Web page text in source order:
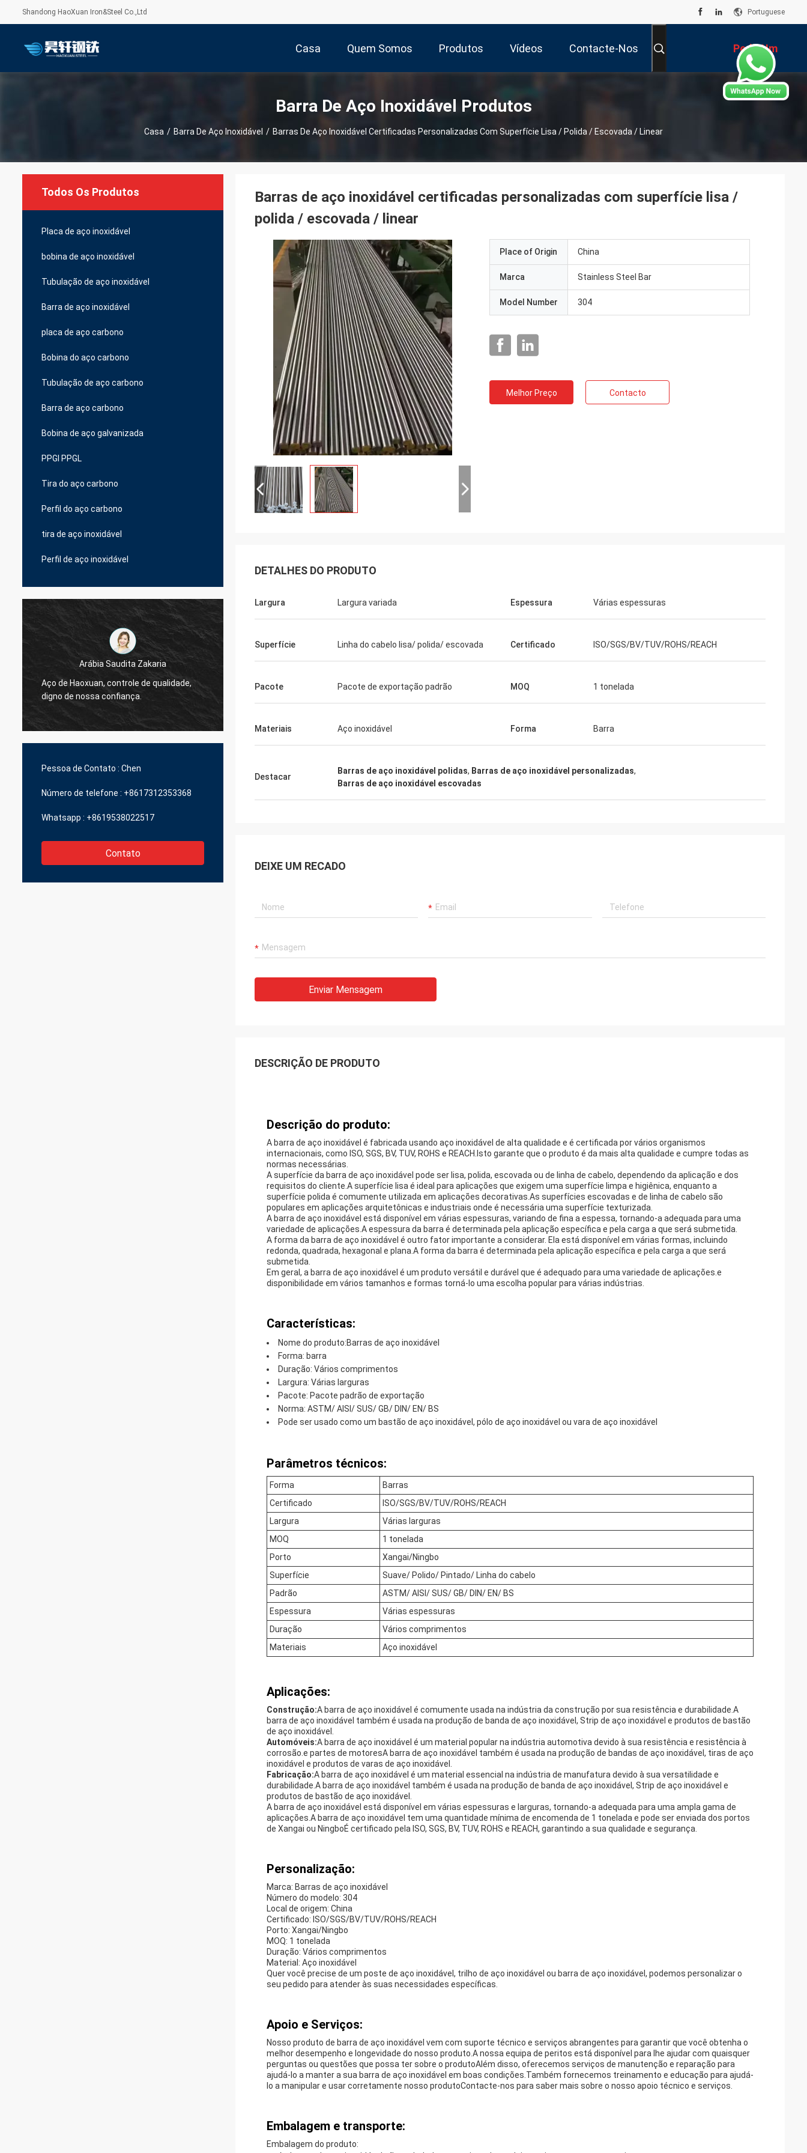
Shandong HaoXuan Iron&Steel Co.,Ltd Portuguese
Casa Quem Somos Produtos Vídeos Contacte-Nos Pedir Um
Orçamento
Barra De Aço Inoxidável Produtos
Casa / Barra De Aço Inoxidável / Barras De Aço Inoxidável Certificadas Personalizadas Com Superfície Lisa / Polida / Escovada / Linear
Todos Os Produtos
Placa de aço inoxidável
bobina de aço inoxidável
Tubulação de aço inoxidável
Barra de aço inoxidável
placa de aço carbono
Bobina do aço carbono
Tubulação de aço carbono
Barra de aço carbono
Bobina de aço galvanizada
PPGI PPGL
Tira do aço carbono
Perfil do aço carbono
tira de aço inoxidável
Perfil de aço inoxidável
Arábia Saudita Zakaria
Aço de Haoxuan, controle de qualidade,
digno de nossa confiança.
Arábia Saudita Zakaria
Aço de Haoxuan, controle de qualidade,
Pessoa de Contato : Chen
Número de telefone : +8617312353368
Whatsapp : +8619538022517
Contato
Barras de aço inoxidável certificadas personalizadas com superfície lisa /
polida / escovada / linear
Place of Origin China
Marca Stainless Steel Bar
Model Number 304
Melhor Preço Contacto
DETALHES DO PRODUTO
Largura Largura variada Espessura Várias espessuras
Superfície Linha do cabelo lisa/ polida/ escovada Certificado ISO/SGS/BV/TUV/ROHS/REACH
Pacote Pacote de exportação padrão MOQ 1 tonelada
Materiais Aço inoxidável Forma Barra
Destacar
Barras de aço inoxidável polidas, Barras de aço inoxidável personalizadas,
Barras de aço inoxidável escovadas
DEIXE UM RECADO
Enviar Mensagem
DESCRIÇÃO DE PRODUTO
Descrição do produto:
A barra de aço inoxidável é fabricada usando aço inoxidável de alta qualidade e é certificada por vários organismos
internacionais, como ISO, SGS, BV, TUV, ROHS e REACH.Isto garante que o produto é da mais alta qualidade e cumpre todas as
normas necessárias.
A superfície da barra de aço inoxidável pode ser lisa, polida, escovada ou de linha de cabelo, dependendo da aplicação e dos
requisitos do cliente.A superfície lisa é ideal para aplicações que exigem uma superfície limpa e higiênica, enquanto a
superfície polida é comumente utilizada em aplicações decorativas.As superfícies escovadas e de linha de cabelo são
populares em aplicações arquitetônicas e industriais onde é necessária uma superfície texturizada.
A barra de aço inoxidável está disponível em várias espessuras, variando de fina a espessa, tornando-a adequada para uma
variedade de aplicações.A espessura da barra é determinada pela aplicação específica e pela carga a que será submetida.
A forma da barra de aço inoxidável é outro fator importante a considerar. Ela está disponível em várias formas, incluindo
redonda, quadrada, hexagonal e plana.A forma da barra é determinada pela aplicação específica e pela carga a que será
submetida.
Em geral, a barra de aço inoxidável é um produto versátil e durável que é adequado para uma variedade de aplicações.e
disponibilidade em vários tamanhos e formas torná-lo uma escolha popular para várias indústrias.
Características:
Nome do produto:Barras de aço inoxidável
Forma: barra
Duração: Vários comprimentos
Largura: Várias larguras
Pacote: Pacote padrão de exportação
Norma: ASTM/ AISI/ SUS/ GB/ DIN/ EN/ BS
Pode ser usado como um bastão de aço inoxidável, pólo de aço inoxidável ou vara de aço inoxidável
Parâmetros técnicos:
Forma
Barras
Certificado
ISO/SGS/BV/TUV/ROHS/REACH
Largura
Várias larguras
MOQ
1 tonelada
Porto
Xangai/Ningbo
Superfície
Suave/ Polido/ Pintado/ Linha do cabelo
Padrão
ASTM/ AISI/ SUS/ GB/ DIN/ EN/ BS
Espessura
Várias espessuras
Duração
Vários comprimentos
Materiais
Aço inoxidável
Aplicações:
Construção:A barra de aço inoxidável é comumente usada na indústria da construção por sua resistência e durabilidade.A
barra de aço inoxidável também é usada na produção de banda de aço inoxidável, Strip de aço inoxidável e produtos de bastão
de aço inoxidável.
Automóveis:A barra de aço inoxidável é um material popular na indústria automotiva devido à sua resistência e resistência à
corrosão.e partes de motoresA barra de aço inoxidável também é usada na produção de bandas de aço inoxidável, tiras de aço
inoxidável e produtos de varas de aço inoxidável.
Fabricação:A barra de aço inoxidável é um material essencial na indústria de manufatura devido à sua versatilidade e
durabilidade.A barra de aço inoxidável também é usada na produção de banda de aço inoxidável, Strip de aço inoxidável e
produtos de bastão de aço inoxidável.
A barra de aço inoxidável está disponível em várias espessuras e larguras, tornando-a adequada para uma ampla gama de
aplicações.A barra de aço inoxidável tem uma quantidade mínima de encomenda de 1 tonelada e pode ser enviada dos portos
de Xangai ou NingboÉ certificado pela ISO, SGS, BV, TUV, ROHS e REACH, garantindo a sua qualidade e segurança.
Personalização:
Marca: Barras de aço inoxidável
Número do modelo: 304
Local de origem: China
Certificado: ISO/SGS/BV/TUV/ROHS/REACH
Porto: Xangai/Ningbo
MOQ: 1 tonelada
Duração: Vários comprimentos
Material: Aço inoxidável
Quer você precise de um poste de aço inoxidável, trilho de aço inoxidável ou barra de aço inoxidável, podemos personalizar o
seu pedido para atender às suas necessidades específicas.
Apoio e Serviços:
Nosso produto de barra de aço inoxidável vem com suporte técnico e serviços abrangentes para garantir que você obtenha o
melhor desempenho e longevidade do nosso produto.A nossa equipa de peritos está disponível para lhe ajudar com quaisquer
perguntas ou questões que possa ter sobre o produtoAlém disso, oferecemos serviços de manutenção e reparação para
ajudá-lo a manter a sua barra de aço inoxidável em boas condições.Também fornecemos treinamento e educação para ajudá-
lo a manipular e usar corretamente nosso produtoContacte-nos para saber mais sobre o nosso apoio técnico e serviços.
Embalagem e transporte:
Embalagem do produto: